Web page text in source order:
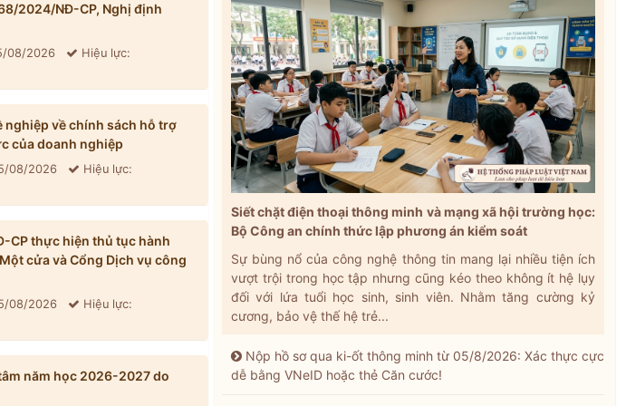
2024/NĐ-CP, Nghị định
08/2026 Hiệu lực:
về chính sách hỗ trợ
của doanh nghiệp
08/2026 Hiệu lực:
CP thực hiện thủ tục hành
cửa và Cổng Dịch vụ công
08/2026 Hiệu lực:
năm học 2026-2027 do
Siết chặt điện thoại thông minh và mạng xã hội trường học:
Bộ Công an chính thức lập phương án kiểm soát
Sự bùng nổ của công nghệ thông tin mang lại nhiều tiện ích
vượt trội trong học tập nhưng cũng kéo theo không ít hệ lụy
đối với lứa tuổi học sinh, sinh viên. Nhằm tăng cường kỷ
cương, bảo vệ thế hệ trẻ...
Nộp hồ sơ qua ki-ốt thông minh từ 05/8/2026: Xác thực cực
dễ bằng VNeID hoặc thẻ Căn cước!